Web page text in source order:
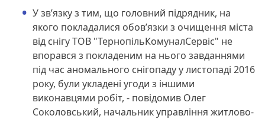
У зв’язку з тим, що головний підрядник, на
якого покладалися обов’язки з очищення міста
від снігу ТОВ "ТернопільКомуналСервіс" не
впорався з покладеним на нього завданнями
під час аномального снігопаду у листопаді 2016
року, були укладені угоди з іншими
виконавцями робіт, - повідомив Олег
Соколовський, начальник управління житлово-